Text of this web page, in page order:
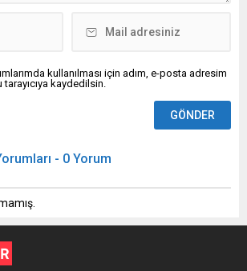
kullanılması için adım, e-posta adresim
kaydedilsin.
- 0 Yorum